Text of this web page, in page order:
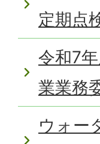
定期点
令和7
業業務
ウォー